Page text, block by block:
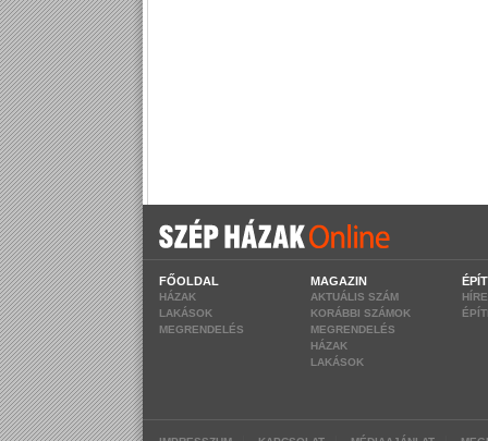
FŐOLDAL
HÁZAK
LAKÁSOK
MEGRENDELÉS
MAGAZIN
AKTUÁLIS SZÁM
KORÁBBI SZÁMOK
MEGRENDELÉS
HÁZAK
LAKÁSOK